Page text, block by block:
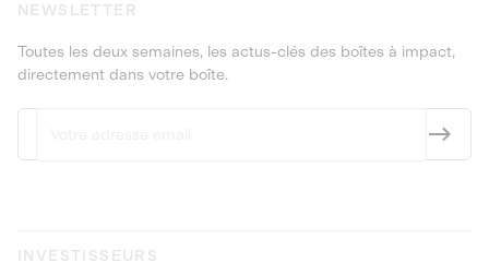
NEWSLETTER
Toutes les deux semaines, les actus-clés des boîtes à impact,
directement dans votre boîte.
INVESTISSEURS